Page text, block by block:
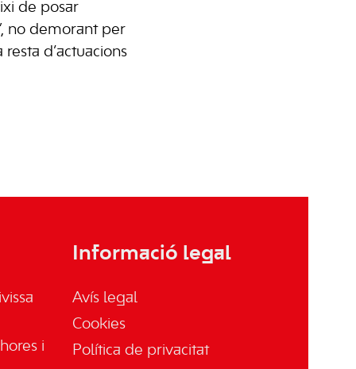
de posar
no demorant per
d’actuacions
i
Informació legal
Avís legal
Cookies
Política de privacitat